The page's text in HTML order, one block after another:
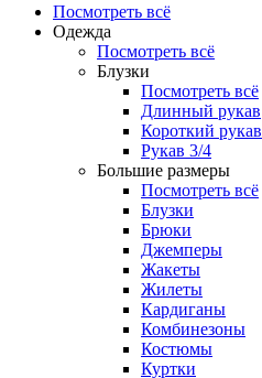
Посмотреть всё
Одежда
Посмотреть всё
Блузки
Посмотреть всё
Длинный рукав
Короткий рукав
Рукав 3/4
Большие размеры
Посмотреть всё
Блузки
Брюки
Джемперы
Жакеты
Жилеты
Кардиганы
Комбинезоны
Костюмы
Куртки